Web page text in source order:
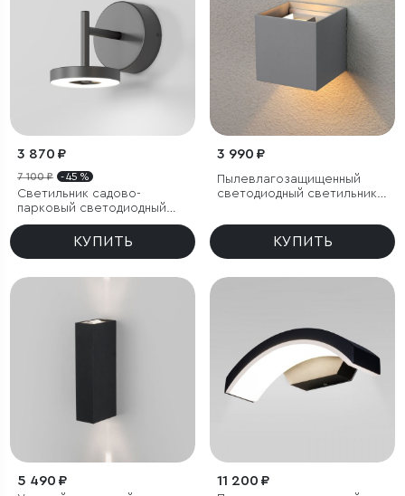
3 870 ₽
7 100 ₽ - 45 %
Светильник садово-
парковый светодиодный
Verano черный
КУПИТЬ
3 990 ₽
Пылевлагозащищенный
светодиодный светильник с
рассеивания Winner серый
КУПИТЬ
5 490 ₽ 11 200 ₽